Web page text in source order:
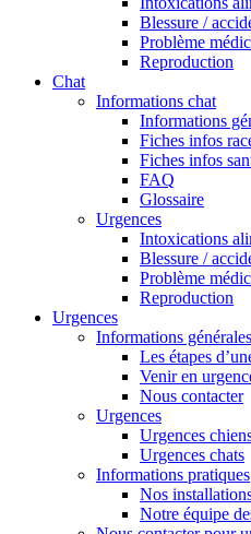
Blessure /
Problème
Reproduction
Chat
Informations chat
Informations
Fiches infos
Fiches infos
FAQ
Glossaire
Urgences
Intoxications
Blessure /
Problème
Reproduction
Urgences
Informations générales
Les étapes
Venir en
Nous contacter
Urgences
Urgences
Urgences chats
Informations pratiques
Nos
Notre équipe